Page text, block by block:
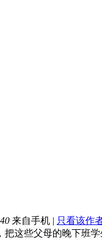
来自手机 | 只看该作
把这些父母的晚下班